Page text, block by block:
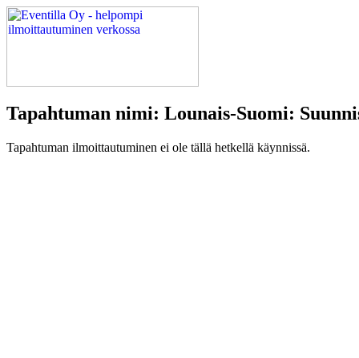
Tapahtuman nimi: Lounais-Suomi:
Tapahtuman ilmoittautuminen ei ole tällä hetkellä käynnissä.